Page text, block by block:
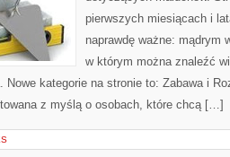
pierwszych miesiącach i
naprawdę ważne: mądrym
w którym można znaleźć
Nowe kategorie na stronie to: Zabawa i
z myślą o osobach, które chcą […]